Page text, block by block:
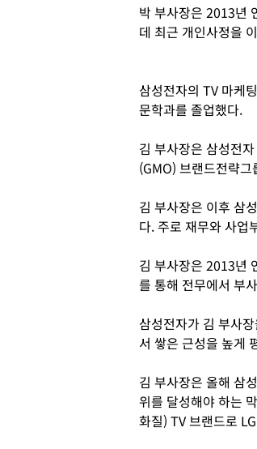
박 부사장은 2013년
데 최근 개인사정을
삼성전자의 TV 마케
문학과를 졸업했다.
김 부사장은 삼성전
(GMO) 브랜드전략
김 부사장은 이후 삼
다. 주로 재무와 사업
김 부사장은 2013년
를 통해 전무에서 부
삼성전자가 김 부사
서 쌓은 근성을 높게
김 부사장은 올해 삼
위를 달성해야 하는
화질) TV 브랜드로